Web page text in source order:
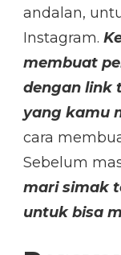
andalan,
Instagram.
membuat
dengan link
yang kamu
cara
Sebelum
mari simak
untuk bisa